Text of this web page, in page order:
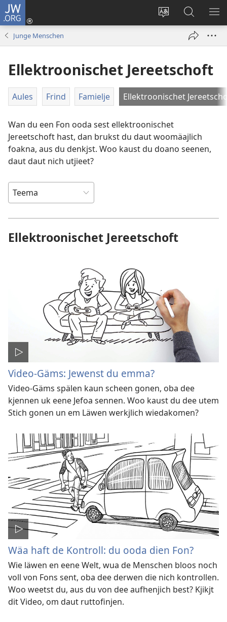
JW.ORG
Sproak
endren
Aunmalden
(opens
En
JW.ORG
sieekjen
Junge Menschen
Ellektroonischet Jereetschoft
Aules Frind Famielje Ellektroonischet
Wan du een Fon ooda sest ellektroonischet
Jereetschoft hast, dan brukst du daut woomäajlich
foakna, aus du denkjst. Woo kaust du doano seenen,
daut daut nich utjieet?
Ellektroonischet Jereetschoft
Video-Gäms: Jewenst du emma?
Video-Gäms spälen kaun scheen gonen, oba dee
kjennen uk eene Jefoa sennen. Woo kaust du dee utem
Stich gonen un em Läwen werkjlich wiedakomen?
Wäa haft de Kontroll: du ooda dien Fon?
Wie läwen en eene Welt, wua de Menschen bloos noch
voll von Fons sent, oba dee derwen die nich kontrollen.
Woo weetst du, aus du von dee aufhenjich best? Kjikjt
dit Video, om daut ruttofinjen.